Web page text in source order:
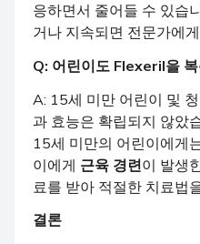
응하면서 줄어들 수 있습
거나 지속되면 전문가에
Q: 어린이도 Flexeril을
A: 15세 미만 어린이 및
과 효능은 확립되지 않았
15세 미만의 어린이에게
이에게 근육 경련이 발생
료를 받아 적절한 치료법
결론